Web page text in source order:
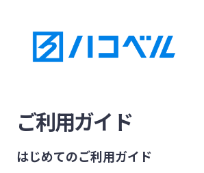
ご利用ガイド
はじめてのご利用ガイド